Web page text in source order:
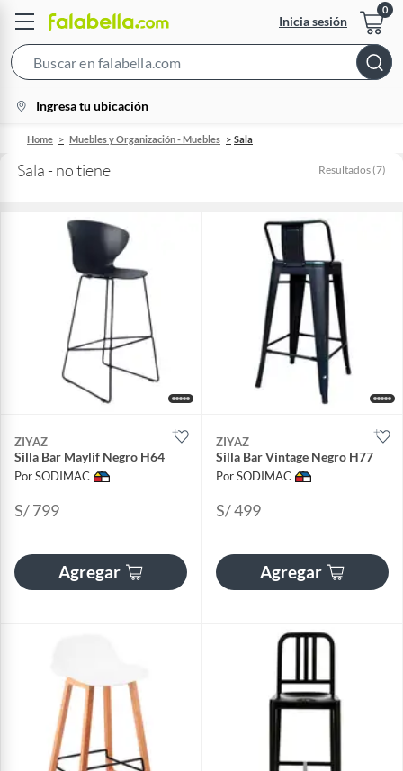
Inicia sesión
Bar
location-
icon
Ingresa tu ubicación
Home Muebles y Organización - Muebles Sala
Sala - no tiene Resultados (7)
ZIYAZ
Silla Bar Maylif Negro H64
Por SODIMAC
S/ 799
Agregar
ZIYAZ
Silla Bar Vintage Negro H77
Por SODIMAC
S/ 499
Agregar